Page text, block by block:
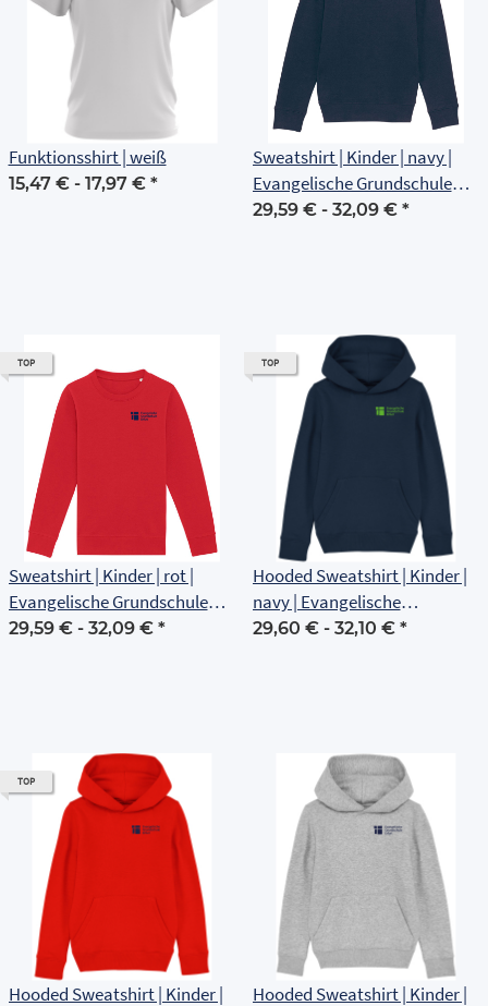
Funktionsshirt | weiß
15,47 € - 17,97 € *
Sweatshirt | Kinder | navy |
Evangelische Grundschule
Erfurt
29,59 € - 32,09 € *
TOP
Sweatshirt | Kinder | rot |
Evangelische Grundschule
Erfurt
29,59 € - 32,09 € *
TOP
Hooded Sweatshirt | Kinder |
navy | Evangelische
Grundschule Erfurt
29,60 € - 32,10 € *
TOP
Hooded Sweatshirt | Kinder |
Hooded Sweatshirt | Kinder |